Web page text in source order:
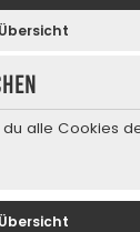
du alle Cookies